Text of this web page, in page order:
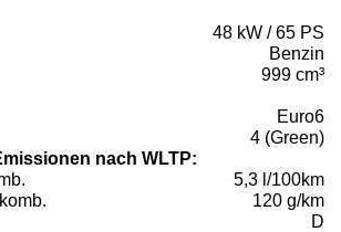
48 kW / 65 PS
Benzin
999 cm³
Euro6
4 (Green)
nach WLTP:
5,3 l/100km
120 g/km
D